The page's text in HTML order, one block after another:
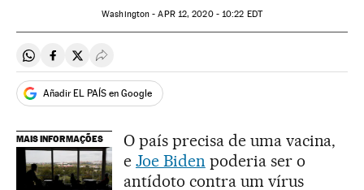
Washington -APR12, 2020 - 10:22 EDT
Compartir en Whatsapp
Compartir en Facebook
Compartir en Twitter
Desplegar Redes Sociales
Añadir EL PAÍS en Google
MAIS INFORMAÇÕES
O país precisa de uma vacina,
e Joe Biden poderia ser o
antídoto contra um vírus